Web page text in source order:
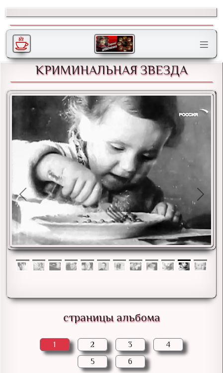
КРИМИНАЛЬНАЯ ЗВЕЗДА
Previous Next
страницы альбома
1 2 3
4
5
6